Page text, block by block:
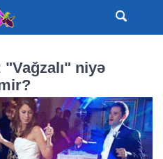
niyə